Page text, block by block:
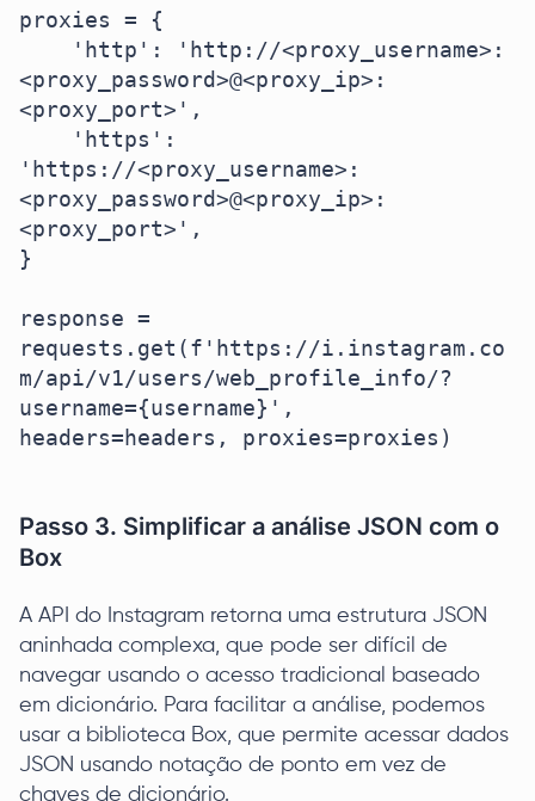
proxies = {
<proxy_password>@<proxy_ip>:
<proxy_port>',
'https://<proxy_username>:
<proxy_password>@<proxy_ip>:
<proxy_port>',
}
response =
requests.get(f'https://i.instagram.co
m/api/v1/users/web_profile_info/?
username={username}',
headers=headers, proxies=proxies)
Passo 3. Simplificar a análise JSON com o
Box
A API do Instagram retorna uma estrutura JSON
aninhada complexa, que pode ser difícil de
navegar usando o acesso tradicional baseado
em dicionário. Para facilitar a análise, podemos
usar a biblioteca Box, que permite acessar dados
JSON usando notação de ponto em vez de
chaves de dicionário.